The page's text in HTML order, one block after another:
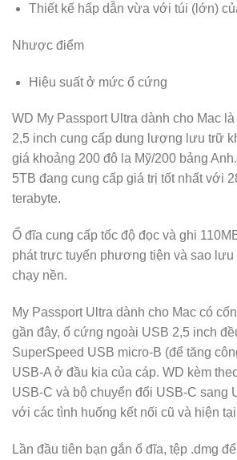
Thiết kế hấp dẫn vừa với túi (lớn)
Nhược điểm
Hiệu suất ở mức ổ cứng
WD My Passport Ultra dành cho Mac
2,5 inch cung cấp dung lượng lưu trữ
giá khoảng 200 đô la Mỹ/200 bảng
5TB đang cung cấp giá trị tốt nhất với
terabyte.
Ổ đĩa cung cấp tốc độ đọc và ghi
phát trực tuyến phương tiện và sao lưu
chạy nền.
My Passport Ultra dành cho Mac có
gần đây, ổ cứng ngoài USB 2,5 inch
SuperSpeed USB micro-B (để tăng
USB-A ở đầu kia của cáp. WD kèm
USB-C và bộ chuyển đổi USB-C sang
với các tình huống kết nối cũ và hiện
Lần đầu tiên bạn gắn ổ đĩa, tệp .dmg